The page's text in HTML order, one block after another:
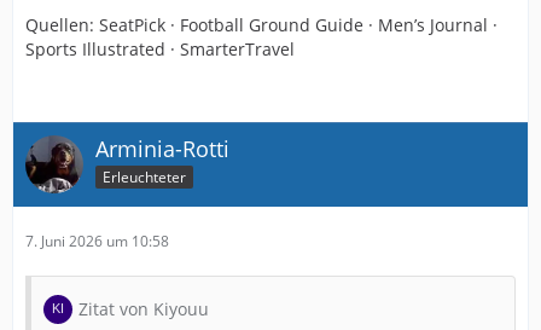
Quellen: SeatPick · Football Ground Guide · Men’s Journal ·
Sports Illustrated · SmarterTravel
Arminia-Rotti
Erleuchteter
7. Juni 2026 um 10:58
Zitat von Kiyouu